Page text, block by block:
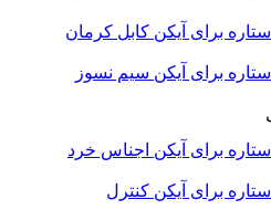
کابل کرمان
سیم نسوز
اجناس خرد
کنترل